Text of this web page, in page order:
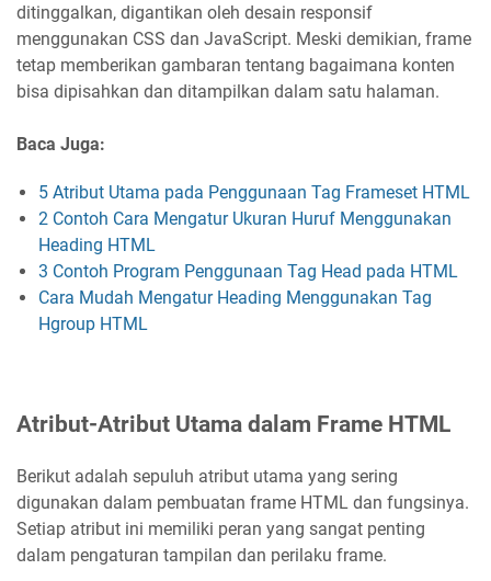
ditinggalkan, digantikan oleh desain responsif
menggunakan CSS dan JavaScript. Meski demikian, frame
tetap memberikan gambaran tentang bagaimana konten
bisa dipisahkan dan ditampilkan dalam satu halaman.
Baca Juga:
5 Atribut Utama pada Penggunaan Tag Frameset HTML
2 Contoh Cara Mengatur Ukuran Huruf Menggunakan
Heading HTML
3 Contoh Program Penggunaan Tag Head pada HTML
Cara Mudah Mengatur Heading Menggunakan Tag
Hgroup HTML
Atribut-Atribut Utama dalam Frame HTML
Berikut adalah sepuluh atribut utama yang sering
digunakan dalam pembuatan frame HTML dan fungsinya.
Setiap atribut ini memiliki peran yang sangat penting
dalam pengaturan tampilan dan perilaku frame.